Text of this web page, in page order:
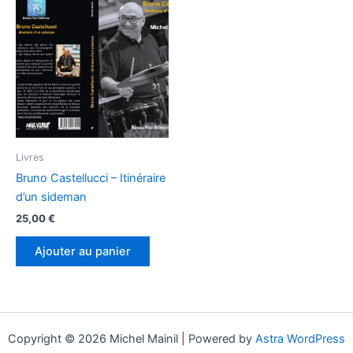
Livres
Bruno Castellucci – Itinéraire
d’un sideman
25,00€
Ajouter au panier
Copyright © 2026 Michel Mainil | Powered by Astra WordPress